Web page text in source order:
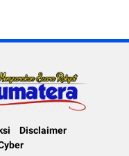
Disclaimer